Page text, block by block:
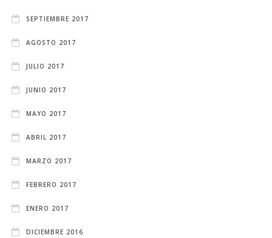
SEPTIEMBRE 2017
AGOSTO 2017
JULIO 2017
JUNIO 2017
MAYO 2017
ABRIL 2017
MARZO 2017
FEBRERO 2017
ENERO 2017
DICIEMBRE 2016